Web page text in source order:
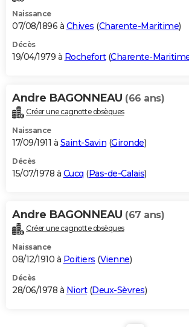
Naissance
07/08/1896 à Chives (Charente-Maritime)
Décès
19/04/1979 à Rochefort(Charente-
Andre BAGONNEAU (66 ans)
Créer une cagnotte obsèques
Naissance
17/09/1911 à Saint-Savin (Gironde)
Décès
15/07/1978 à Cucq (Pas-de-Calais)
Andre BAGONNEAU (67 ans)
Créer une cagnotte obsèques
Naissance
08/12/1910 à Poitiers (Vienne)
Décès
28/06/1978 à Niort(Deux-Sèvres)